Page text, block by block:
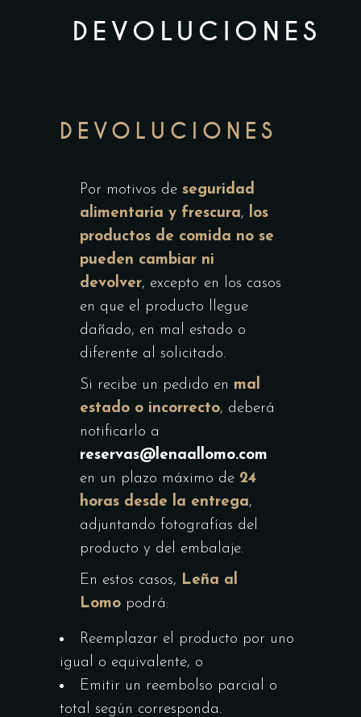
DEVOLUCIONES
DEVOLUCIONES
Por motivos de seguridad
alimentaria y frescura, los
productos de comida no se
pueden cambiar ni
devolver, excepto en los casos
en que el producto llegue
dañado, en mal estado o
diferente al solicitado.
Si recibe un pedido en mal
estado o incorrecto, deberá
notificarlo a
reservas@lenaallomo.com
en un plazo máximo de 24
horas desde la entrega,
adjuntando fotografías del
producto y del embalaje.
En estos casos, Leña al
Lomo podrá:
Reemplazar el producto por uno
igual o equivalente, o
Emitir un reembolso parcial o
total según corresponda.